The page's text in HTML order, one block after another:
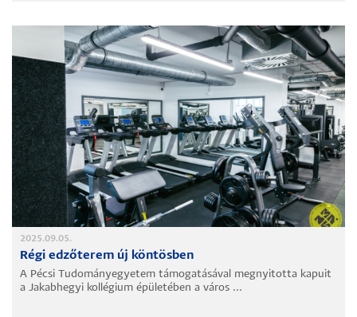
2025.09.05.
Régi edzőterem új köntösben
A Pécsi Tudományegyetem támogatásával megnyitotta kapuit
a Jakabhegyi kollégium épületében a város ...